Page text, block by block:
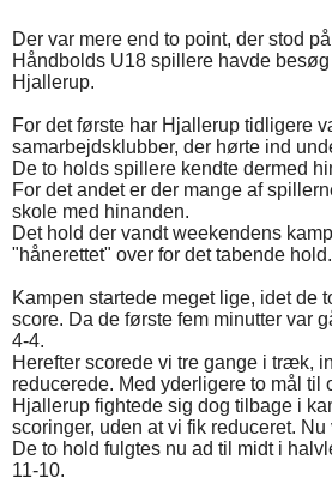
Der var mere end to point, der stod
Håndbolds U18 spillere havde
Hjallerup.
For det første har Hjallerup tidligere
samarbejdsklubber, der hørte ind
De to holds spillere kendte dermed
For det andet er der mange af
skole med hinanden.
Det hold der vandt weekendens
"hånerettet" over for det tabende hold.
Kampen startede meget lige, idet de
score. Da de første fem minutter var
4-4.
Herefter scorede vi tre gange i træk,
reducerede. Med yderligere to mål til
Hjallerup fightede sig dog tilbage i
scoringer, uden at vi fik reduceret.
De to hold fulgtes nu ad til midt i
11-10.